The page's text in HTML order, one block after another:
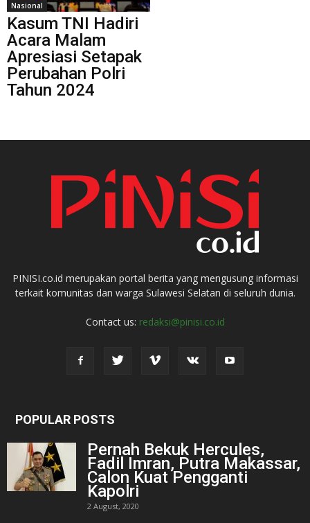
Nasional
Kasum TNI Hadiri
Acara Malam
Apresiasi Setapak
Perubahan Polri
Tahun 2024
PINISI.co.id merupakan portal berita yang mengusung informasi
terkait komunitas dan warga Sulawesi Selatan di seluruh dunia.
Contact us: redaksi@pinisi.co.id
POPULAR POSTS
Pernah Bekuk Hercules,
Fadil Imran, Putra Makassar,
Calon Kuat Pengganti
Kapolri
2 August, 2020